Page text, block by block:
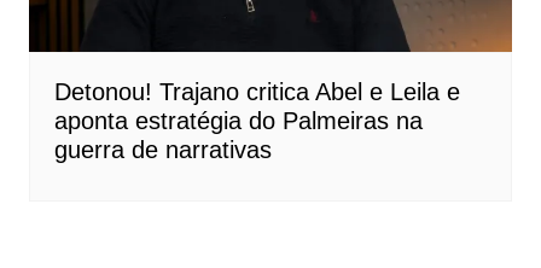
Detonou! Trajano critica Abel e Leila e
aponta estratégia do Palmeiras na
guerra de narrativas